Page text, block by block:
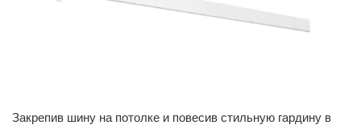
Закрепив шину на потолке и повесив стильную гардину в